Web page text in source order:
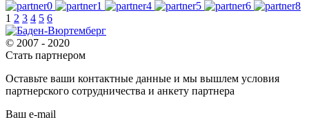
1 2 3 4 5 6
© 2007 - 2020
Стать партнером
Оставьте ваши контактные данные и мы вышлем условия
партнерского сотрудничества и анкету партнера
Ваш e-mail